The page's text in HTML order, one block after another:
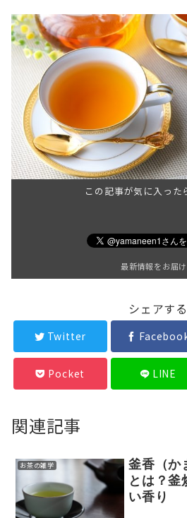
この記事が気に入った
最新情報をお届け
シェアする
Twitter
Pocket LINE
関連記事
お茶の雑学
釜香（か
とは？釜
い香り